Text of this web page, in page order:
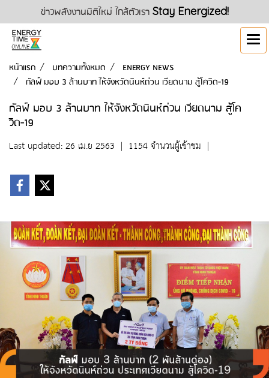
ข่าวพลังงานมิติใหม่ ใกล้ตัวเรา Stay Energized!
หน้าแรก บทความทั้งหมด
ENERGY NEWS
กัลฟ์ มอบ 3 ล้านบาท ให้จังหวัดนินห์ถ่วน เวียดนาม สู้โควิด-19
กัลฟ์ มอบ 3 ล้านบาท ให้จังหวัดนินห์ถ่วน เวียดนาม สู้โค
วิด-19
Last updated: 26 เม.ย 2563 | 1154 จำนวนผู้เข้าชม |